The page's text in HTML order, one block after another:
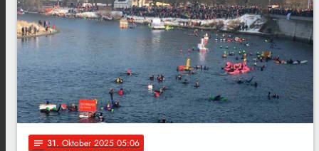
notes 31. Oktober 2025 05:06